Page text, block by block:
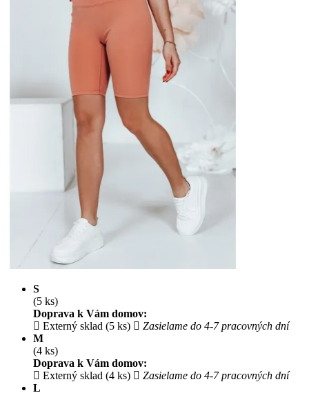
S
(5 ks)
Doprava k Vám domov:
Externý sklad (5 ks)
Zasielame do 4-7 pracovných dní
M
(4 ks)
Doprava k Vám domov:
Externý sklad (4 ks)
Zasielame do 4-7 pracovných dní
L